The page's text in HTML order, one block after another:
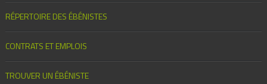
RÉPERTOIRE DES ÉBÉNISTES
CONTRATS ET EMPLOIS
TROUVER UN ÉBÉNISTE